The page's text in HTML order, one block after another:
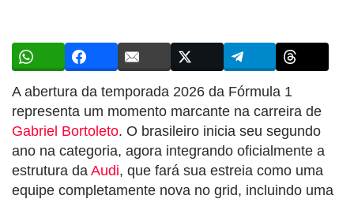
A abertura da temporada 2026 da Fórmula 1
representa um momento marcante na carreira de
Gabriel Bortoleto. O brasileiro inicia seu segundo
ano na categoria, agora integrando oficialmente a
estrutura da Audi, que fará sua estreia como uma
equipe completamente nova no grid, incluindo uma